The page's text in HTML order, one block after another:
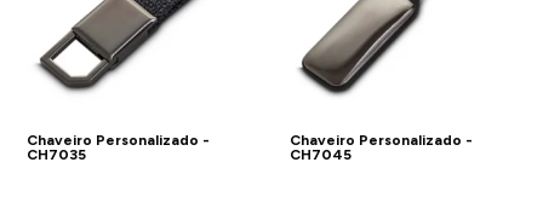
Chaveiro Personalizado -
CH7035
Chaveiro Personalizado -
CH7045